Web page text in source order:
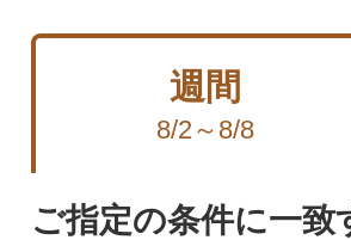
週間
8/2～8/8
ご指定の条件に一